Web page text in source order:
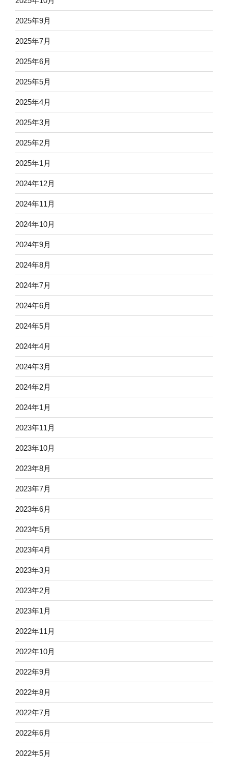
2025年9月
2025年7月
2025年6月
2025年5月
2025年4月
2025年3月
2025年2月
2025年1月
2024年12月
2024年11月
2024年10月
2024年9月
2024年8月
2024年7月
2024年6月
2024年5月
2024年4月
2024年3月
2024年2月
2024年1月
2023年11月
2023年10月
2023年8月
2023年7月
2023年6月
2023年5月
2023年4月
2023年3月
2023年2月
2023年1月
2022年11月
2022年10月
2022年9月
2022年8月
2022年7月
2022年6月
2022年5月